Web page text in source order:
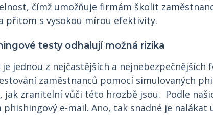
čímž umožňuje firmám školit
přitom s vysokou mírou efektivity.
testy odhalují možná rizika
je jednou z nejčastějších a nejnebezpečnějších
zaměstnanců pomocí simulovaných
jak zranitelní vůči této hrozbě jsou. Podle
phishingový e-mail. Ano, tak snadné je